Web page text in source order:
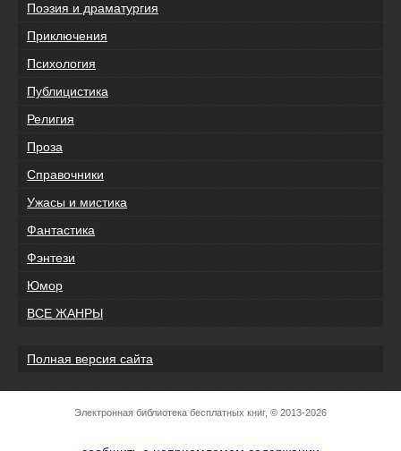
Поэзия и драматургия
Приключения
Психология
Публицистика
Религия
Проза
Справочники
Ужасы и мистика
Фантастика
Фэнтези
Юмор
ВСЕ ЖАНРЫ
Полная версия сайта
Электронная библиотека бесплатных книг, © 2013-2026